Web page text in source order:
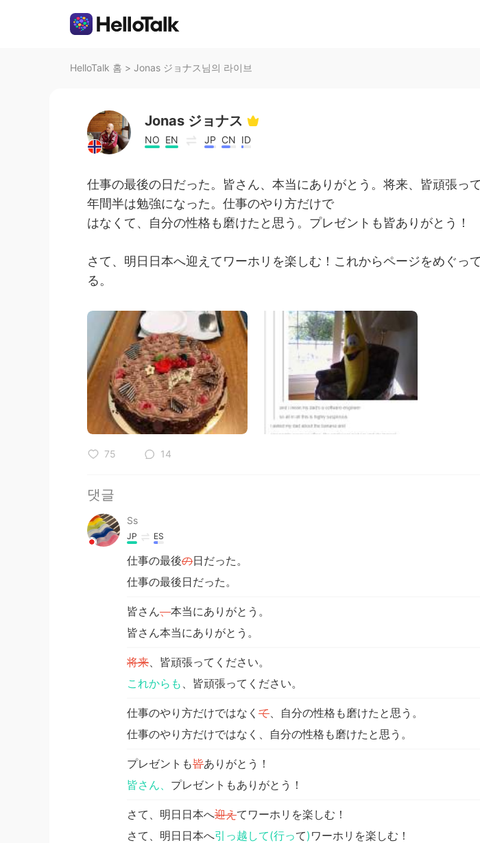
HelloTalk 홈 > Jonas ジョナス님의 라이브
Jonas ジョナス
NO EN JP CN ID
仕事の最後の日だった。皆さん、本当にありがとう。将来、皆頑張っ
年間半は勉強になった。仕事のやり方だけで
はなくて、自分の性格も磨けたと思う。プレゼントも皆ありがとう！
さて、明日日本へ迎えてワーホリを楽しむ！これからページをめぐっ
る。
75 14
댓글
Ss
JP ES
仕事の最後の日だった。
仕事の最後日だった。
皆さん、本当にありがとう。
皆さん本当にありがとう。
将来 、皆頑張ってください。
これからも 、皆頑張ってください。
仕事のやり方だけではなく て 、自分の性格も磨けたと思う。
仕事のやり方だけではなく、自分の性格も磨けたと思う。
プレゼントも皆ありがとう！
皆さん、 プレゼントもありがとう！
さて、明日日本へ迎えてワーホリを楽しむ！
さて、明日日本へ引っ越して(行って) ワーホリを楽しむ！